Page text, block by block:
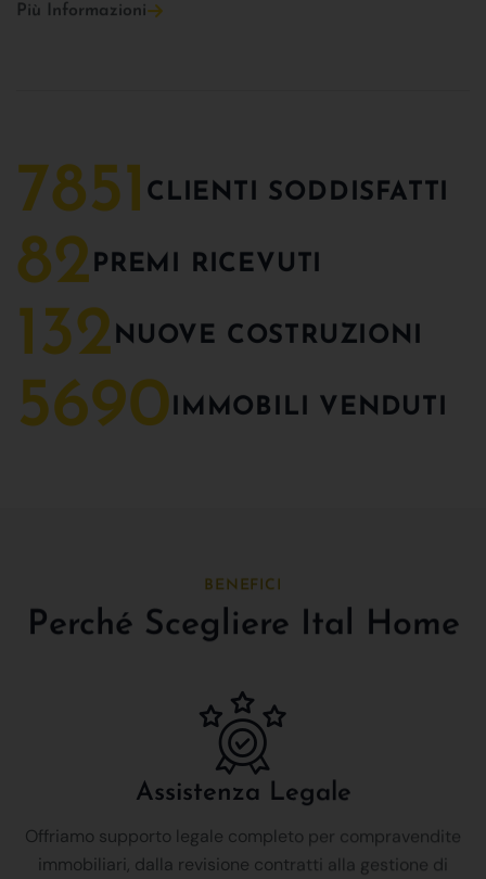
Più Informazioni
7851 CLIENTI SODDISFATTI
82 PREMI RICEVUTI
132 NUOVE COSTRUZIONI
5690 IMMOBILI VENDUTI
BENEFICI
Perché Scegliere Ital Home
Assistenza Legale
Offriamo supporto legale completo per compravendite
immobiliari, dalla revisione contratti alla gestione di